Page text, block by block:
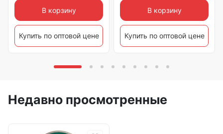
В корзину
Купить по оптовой цене
В корзину
Купить по оптовой цене
Недавно просмотренные